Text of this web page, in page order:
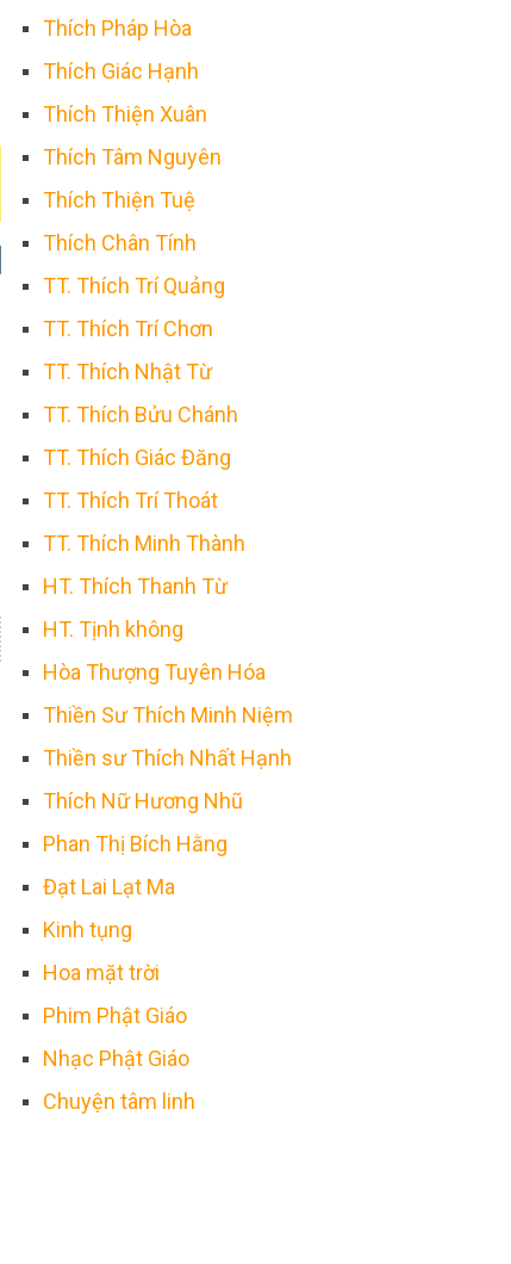
Thích Pháp Hòa
Thích Giác Hạnh
Thích Thiện Xuân
Thích Tâm Nguyên
Thích Thiện Tuệ
Thích Chân Tính
TT. Thích Trí Quảng
TT. Thích Trí Chơn
TT. Thích Nhật Từ
TT. Thích Bửu Chánh
TT. Thích Giác Đăng
TT. Thích Trí Thoát
TT. Thích Minh Thành
HT. Thích Thanh Từ
HT. Tịnh không
Hòa Thượng Tuyên Hóa
Thiền Sư Thích Minh Niệm
Thiền sư Thích Nhất Hạnh
Thích Nữ Hương Nhũ
Phan Thị Bích Hằng
Đạt Lai Lạt Ma
Kinh tụng
Hoa mặt trời
Phim Phật Giáo
Nhạc Phật Giáo
Chuyện tâm linh